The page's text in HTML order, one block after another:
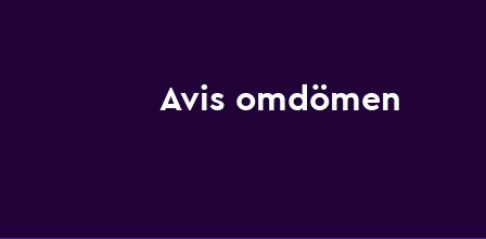
Avis omdömen